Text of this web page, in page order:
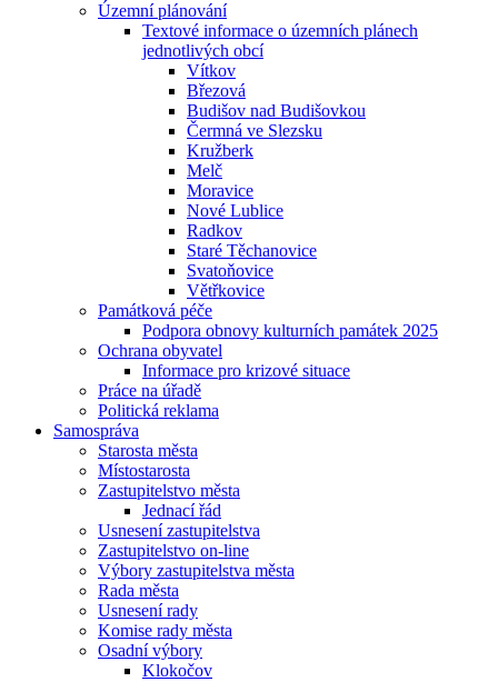
Územní plánování
Textové informace o územních plánech
jednotlivých obcí
Vítkov
Březová
Budišov nad Budišovkou
Čermná ve Slezsku
Kružberk
Melč
Moravice
Nové Lublice
Radkov
Staré Těchanovice
Svatoňovice
Větřkovice
Památková péče
Podpora obnovy kulturních památek 2025
Ochrana obyvatel
Informace pro krizové situace
Práce na úřadě
Politická reklama
Samospráva
Starosta města
Místostarosta
Zastupitelstvo města
Jednací řád
Usnesení zastupitelstva
Zastupitelstvo on-line
Výbory zastupitelstva města
Rada města
Usnesení rady
Komise rady města
Osadní výbory
Klokočov